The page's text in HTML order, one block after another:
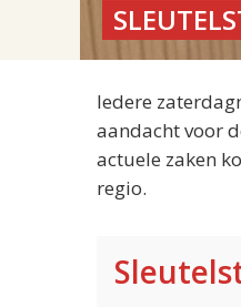
Iedere
aandacht voor
actuele zaken
regio.